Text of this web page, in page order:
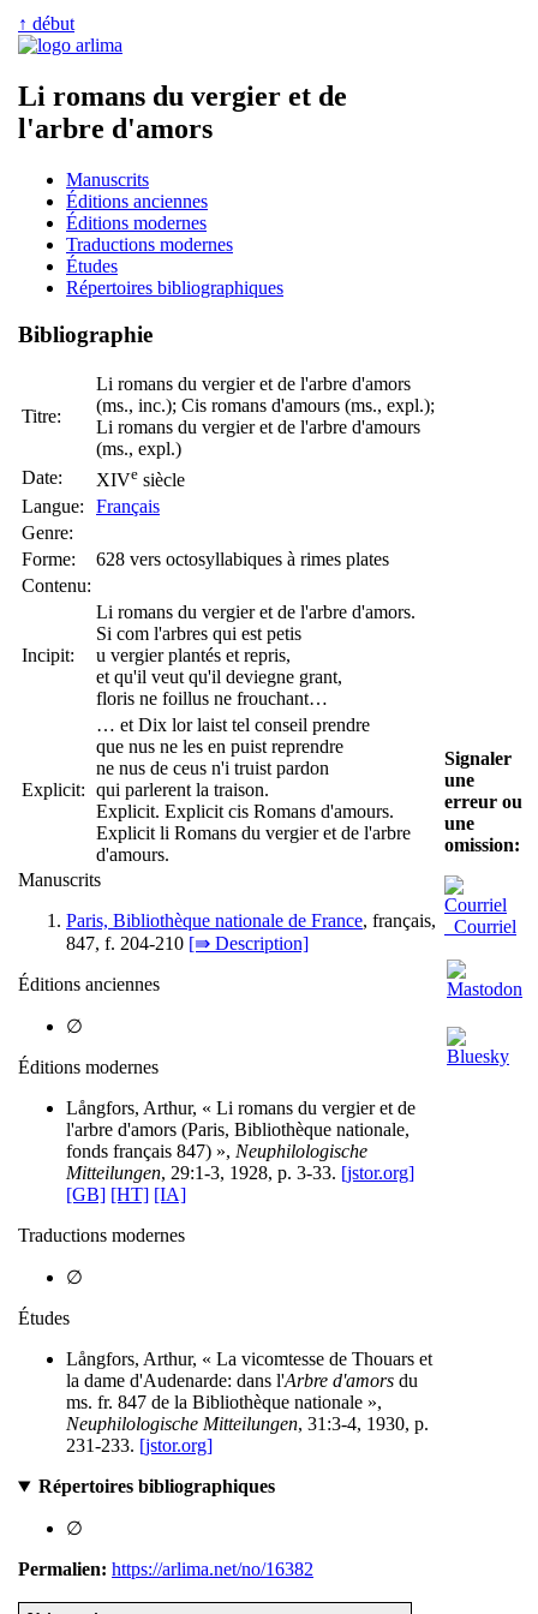
↑ début
Li romans du vergier et de
l'arbre d'amors
Manuscrits
Éditions anciennes
Éditions modernes
Traductions modernes
Études
Répertoires bibliographiques
Bibliographie
Titre:
Li romans du vergier et de l'arbre d'amors
(ms., inc.); Cis romans d'amours (ms., expl.);
Li romans du vergier et de l'arbre d'amours
(ms., expl.)
Date:
XIVe siècle
Langue:
Français
Genre:
Forme:
628 vers octosyllabiques à rimes plates
Contenu:
Incipit:
Li romans du vergier et de l'arbre d'amors.
Si com l'arbres qui est petis
u vergier plantés et repris,
et qu'il veut qu'il deviegne grant,
floris ne foillus ne frouchant…
Explicit:
… et Dix lor laist tel conseil prendre
que nus ne les en puist reprendre
ne nus de ceus n'i truist pardon
qui parlerent la traison.
Explicit. Explicit cis Romans d'amours.
Explicit li Romans du vergier et de l'arbre
d'amours.
Manuscrits
Paris, Bibliothèque nationale de France, français,
847, f. 204-210 [⇛ Description]
Éditions anciennes
∅
Éditions modernes
Långfors, Arthur, « Li romans du vergier et de
l'arbre d'amors (Paris, Bibliothèque nationale,
fonds français 847) », Neuphilologische
Mitteilungen, 29:1-3, 1928, p. 3-33. [jstor.org]
[GB] [HT] [IA]
Traductions modernes
∅
Études
Långfors, Arthur, « La vicomtesse de Thouars et
la dame d'Audenarde: dans l'Arbre d'amors du
ms. fr. 847 de la Bibliothèque nationale »,
Neuphilologische Mitteilungen, 31:3-4, 1930, p.
231-233. [jstor.org]
Répertoires bibliographiques
∅
Permalien: https://arlima.net/no/16382
Signaler
une
erreur ou
une
omission:
Courriel